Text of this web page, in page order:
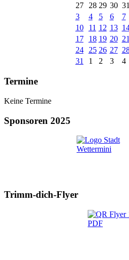
27
28 29 30 31
3
4 5 6 7
10
11 12 13
17
18 19 20 21
24
25 26 27
31
1 2 3 4
Termine
Keine Termine
Sponsoren 2025
Trimm-dich-Flyer